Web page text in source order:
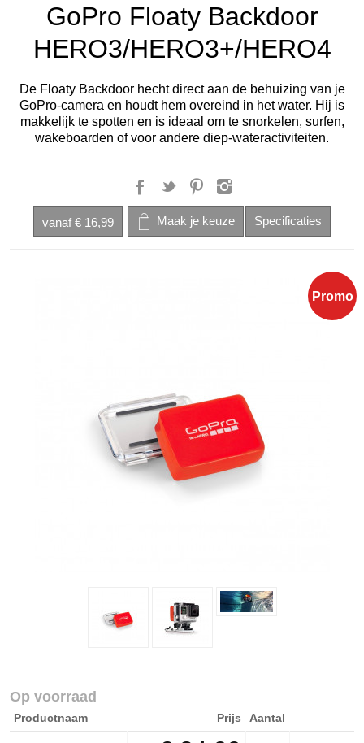
GoPro Floaty Backdoor
HERO3/HERO3+/HERO4
De Floaty Backdoor hecht direct aan de behuizing van je
GoPro-camera en houdt hem overeind in het water. Hij is
makkelijk te spotten en is ideaal om te snorkelen, surfen,
wakeboarden of voor andere diep-wateractiviteiten.
vanaf € 16,99
Promo
Op voorraad
Productnaam Prijs Aantal